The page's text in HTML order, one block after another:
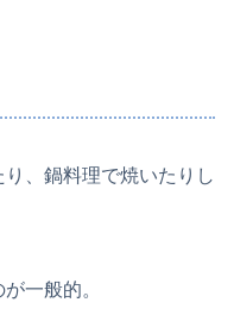
、鍋料理で焼いたりし
一般的。